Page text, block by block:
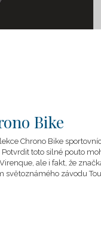
Bike
Chrono Bike
toto silné pouto
ale i fakt, že
světoznámého závodu